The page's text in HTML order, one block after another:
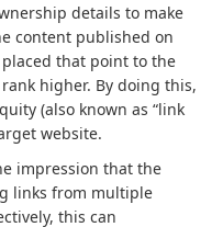
details to make
content published on
that point to the
higher. By doing this,
(also known as “link
website.
impression that the
links from multiple
this can